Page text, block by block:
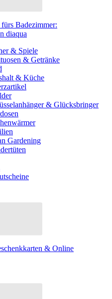
Badezimmer:
diaqua
& Spiele
& Getränke
& Küche
& Glücksbringer
Gardening
& Online